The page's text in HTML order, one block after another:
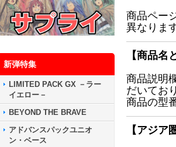
新弾特集
LIMITED PACK GX －ラー
イエロー－
BEYOND THE BRAVE
アドバンスパックユニオ
ン・ベース
商品ペー
異なりま
【商品名
商品説明
だいてお
商品の型
【アジア